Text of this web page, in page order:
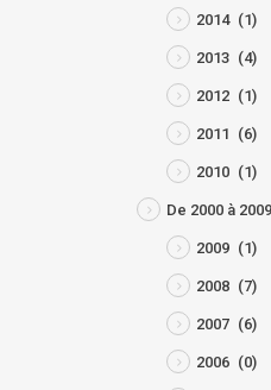
2014 (1)
2013 (4)
2012 (1)
2011 (6)
2010 (1)
De 2000 à 2009
2009 (1)
2008 (7)
2007 (6)
2006 (0)